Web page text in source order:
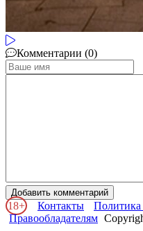
Комментарии (0)
Добавить комментарий
18+ Контакты
Политика
Правообладателям